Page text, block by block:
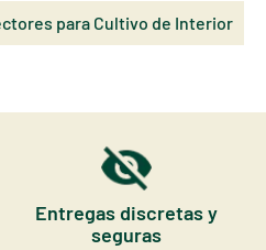
para Cultivo de Interior
Entregas discretas y
seguras